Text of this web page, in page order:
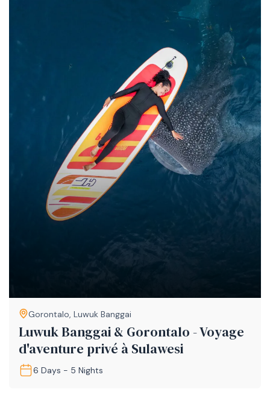
Gorontalo, Luwuk Banggai
Luwuk Banggai & Gorontalo - Voyage
d'aventure privé à Sulawesi
6 Days - 5 Nights